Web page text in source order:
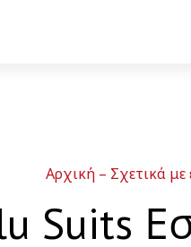
Αρχική – Σχετικά με
Suits